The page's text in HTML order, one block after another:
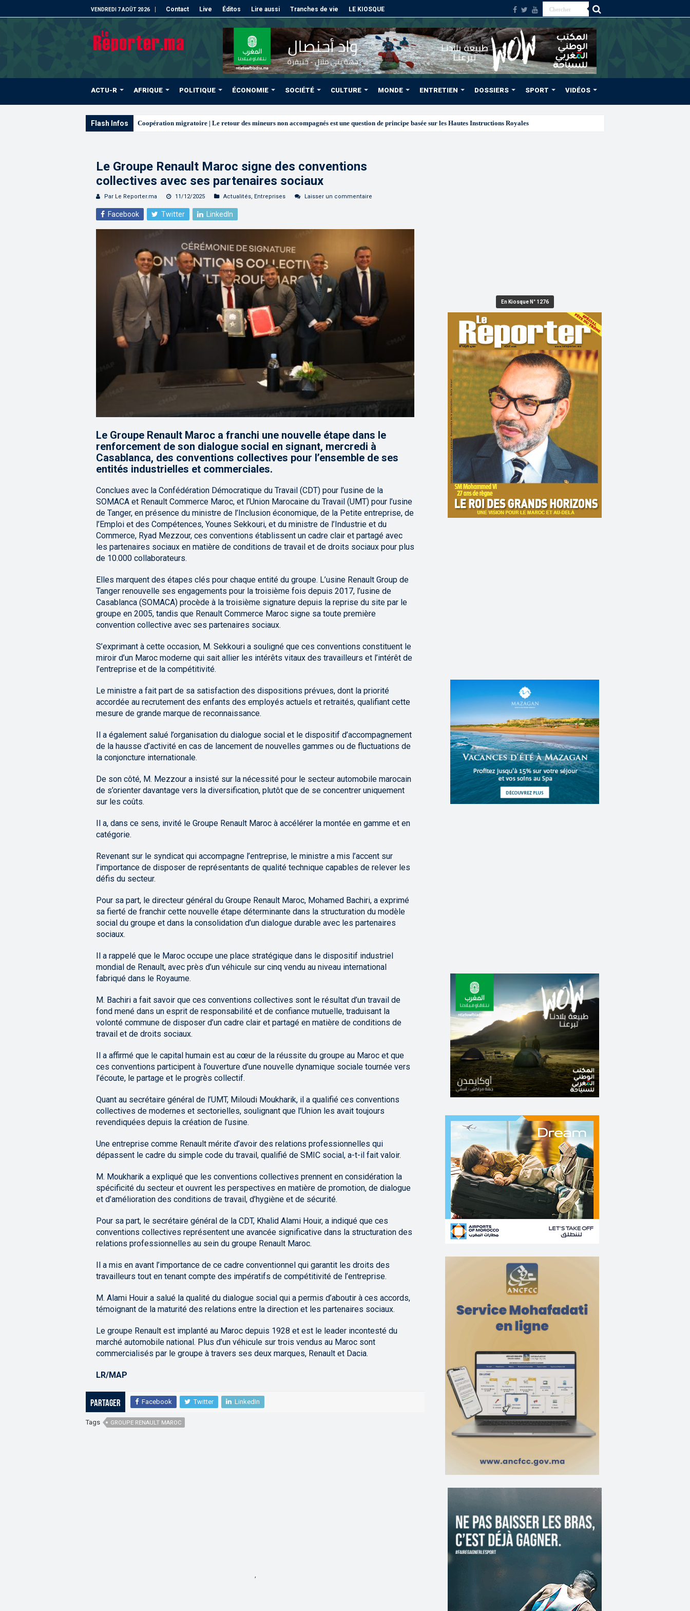
VENDREDI 7 AOÛT 2026 Contact Live Éditos Lire aussi Tranches de vie LE KIOSQUE
ACTU-R AFRIQUE POLITIQUE ÉCONOMIE SOCIÉTÉ CULTURE MONDE ENTRETIEN DOSSIERS SPORT VIDÉOS
Flash Infos L’ONMT renforce l’attractivité
Le Groupe Renault Maroc signe des conventions
collectives avec ses partenaires sociaux
Par Le Reporter.ma 11/12/2025 Actualités, Entreprises Laisser un commentaire
Facebook Twitter LinkedIn
Le Groupe Renault Maroc a franchi une nouvelle étape dans le
renforcement de son dialogue social en signant, mercredi à
Casablanca, des conventions collectives pour l’ensemble de ses
entités industrielles et commerciales.
Conclues avec la Confédération Démocratique du Travail (CDT) pour l’usine de la
SOMACA et Renault Commerce Maroc, et l’Union Marocaine du Travail (UMT) pour l’usine
de Tanger, en présence du ministre de l’Inclusion économique, de la Petite entreprise, de
l’Emploi et des Compétences, Younes Sekkouri, et du ministre de l’Industrie et du
Commerce, Ryad Mezzour, ces conventions établissent un cadre clair et partagé avec
les partenaires sociaux en matière de conditions de travail et de droits sociaux pour plus
de 10.000 collaborateurs.
Elles marquent des étapes clés pour chaque entité du groupe. L’usine Renault Group de
Tanger renouvelle ses engagements pour la troisième fois depuis 2017, l’usine de
Casablanca (SOMACA) procède à la troisième signature depuis la reprise du site par le
groupe en 2005, tandis que Renault Commerce Maroc signe sa toute première
convention collective avec ses partenaires sociaux.
S’exprimant à cette occasion, M. Sekkouri a souligné que ces conventions constituent le
miroir d’un Maroc moderne qui sait allier les intérêts vitaux des travailleurs et l’intérêt de
l’entreprise et de la compétitivité.
Le ministre a fait part de sa satisfaction des dispositions prévues, dont la priorité
accordée au recrutement des enfants des employés actuels et retraités, qualifiant cette
mesure de grande marque de reconnaissance.
Il a également salué l’organisation du dialogue social et le dispositif d’accompagnement
de la hausse d’activité en cas de lancement de nouvelles gammes ou de fluctuations de
la conjoncture internationale.
De son côté, M. Mezzour a insisté sur la nécessité pour le secteur automobile marocain
de s’orienter davantage vers la diversification, plutôt que de se concentrer uniquement
sur les coûts.
Il a, dans ce sens, invité le Groupe Renault Maroc à accélérer la montée en gamme et en
catégorie.
Revenant sur le syndicat qui accompagne l’entreprise, le ministre a mis l’accent sur
l’importance de disposer de représentants de qualité technique capables de relever les
défis du secteur.
Pour sa part, le directeur général du Groupe Renault Maroc, Mohamed Bachiri, a exprimé
sa fierté de franchir cette nouvelle étape déterminante dans la structuration du modèle
social du groupe et dans la consolidation d’un dialogue durable avec les partenaires
sociaux.
Il a rappelé que le Maroc occupe une place stratégique dans le dispositif industriel
mondial de Renault, avec près d’un véhicule sur cinq vendu au niveau international
fabriqué dans le Royaume.
M. Bachiri a fait savoir que ces conventions collectives sont le résultat d’un travail de
fond mené dans un esprit de responsabilité et de confiance mutuelle, traduisant la
volonté commune de disposer d’un cadre clair et partagé en matière de conditions de
travail et de droits sociaux.
Il a affirmé que le capital humain est au cœur de la réussite du groupe au Maroc et que
ces conventions participent à l’ouverture d’une nouvelle dynamique sociale tournée vers
l’écoute, le partage et le progrès collectif.
Quant au secrétaire général de l’UMT, Miloudi Moukharik, il a qualifié ces conventions
collectives de modernes et sectorielles, soulignant que l’Union les avait toujours
revendiquées depuis la création de l’usine.
Une entreprise comme Renault mérite d’avoir des relations professionnelles qui
dépassent le cadre du simple code du travail, qualifié de SMIC social, a-t-il fait valoir.
M. Moukharik a expliqué que les conventions collectives prennent en considération la
spécificité du secteur et ouvrent les perspectives en matière de promotion, de dialogue
et d’amélioration des conditions de travail, d’hygiène et de sécurité.
Pour sa part, le secrétaire général de la CDT, Khalid Alami Houir, a indiqué que ces
conventions collectives représentent une avancée significative dans la structuration des
relations professionnelles au sein du groupe Renault Maroc.
Il a mis en avant l’importance de ce cadre conventionnel qui garantit les droits des
travailleurs tout en tenant compte des impératifs de compétitivité de l’entreprise.
M. Alami Houir a salué la qualité du dialogue social qui a permis d’aboutir à ces accords,
témoignant de la maturité des relations entre la direction et les partenaires sociaux.
Le groupe Renault est implanté au Maroc depuis 1928 et est le leader incontesté du
marché automobile national. Plus d’un véhicule sur trois vendus au Maroc sont
commercialisés par le groupe à travers ses deux marques, Renault et Dacia.
LR/MAP
Partager Facebook Twitter LinkedIn
Tags GROUPE RENAULT MAROC
,
En Kiosque N° 1276